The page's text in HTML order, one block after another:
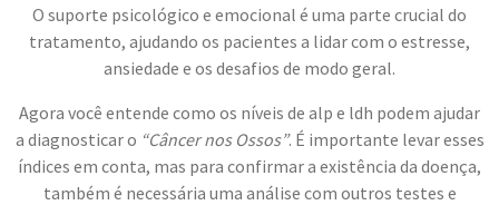
O suporte psicológico e emocional é uma parte crucial do
tratamento, ajudando os pacientes a lidar com o estresse,
ansiedade e os desafios de modo geral.
Agora você entende como os níveis de alp e ldh podem ajudar
a diagnosticar o “Câncer nos Ossos”. É importante levar esses
índices em conta, mas para confirmar a existência da doença,
também é necessária uma análise com outros testes e